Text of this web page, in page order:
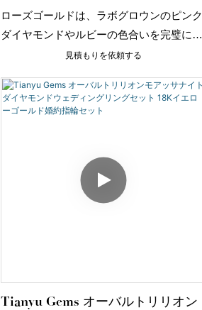
ローズゴールド ウェディングセッ
ト
ローズゴールドは、ラボグロウンのピンク
ダイヤモンドやルビーの色合いを完璧に引
き立て、リング全体に重層的で洗練された
見積もりを依頼する
Tianyu Gems オーバルトリリオン